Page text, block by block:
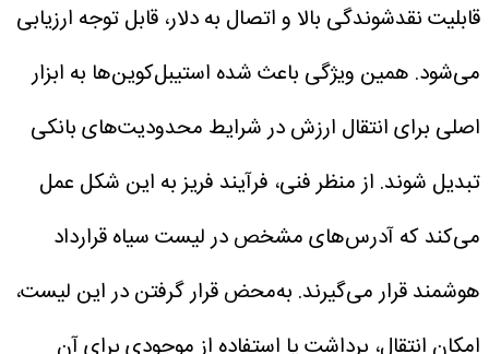
قابلیت نقدشوندگی بالا و اتصال به دلار، قابل توجه ارزیابی
می‌شود. همین ویژگی باعث شده استیبل‌کوین‌ها به ابزار
اصلی برای انتقال ارزش در شرایط محدودیت‌های بانکی
تبدیل شوند. از منظر فنی، فرآیند فریز به این شکل عمل
می‌کند که آدرس‌های مشخص در لیست سیاه قرارداد
هوشمند قرار می‌گیرند. به‌محض قرار گرفتن در این لیست،